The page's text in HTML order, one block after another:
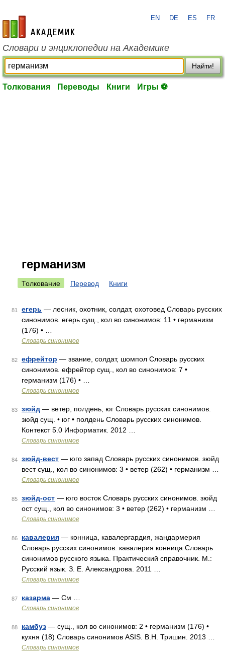
academic.ru
EN DE ES FR
Словари и энциклопедии на Академике
Найти!
Толкования Переводы Книги Игры ⚽
германизм
Толкование Перевод Книги
81 егерь — лесник, охотник, солдат, охотовед Словарь русских
синонимов. егерь сущ., кол во синонимов: 11 • германизм
(176) • …
Словарь синонимов
82 ефрейтор — звание, солдат, шомпол Словарь русских
синонимов. ефрейтор сущ., кол во синонимов: 7 •
германизм (176) • …
Словарь синонимов
83 зюйд — ветер, полдень, юг Словарь русских синонимов.
зюйд сущ. • юг • полдень Словарь русских синонимов.
Контекст 5.0 Информатик. 2012 …
Словарь синонимов
84 зюйд-вест — юго запад Словарь русских синонимов. зюйд
вест сущ., кол во синонимов: 3 • ветер (262) • германизм …
Словарь синонимов
85 зюйд-ост — юго восток Словарь русских синонимов. зюйд
ост сущ., кол во синонимов: 3 • ветер (262) • германизм …
Словарь синонимов
86 кавалерия — конница, кавалергардия, жандармерия
Словарь русских синонимов. кавалерия конница Словарь
синонимов русского языка. Практический справочник. М.:
Русский язык. З. Е. Александрова. 2011 …
Словарь синонимов
87 казарма — См …
Словарь синонимов
88 камбуз — сущ., кол во синонимов: 2 • германизм (176) •
кухня (18) Словарь синонимов ASIS. В.Н. Тришин. 2013 …
Словарь синонимов